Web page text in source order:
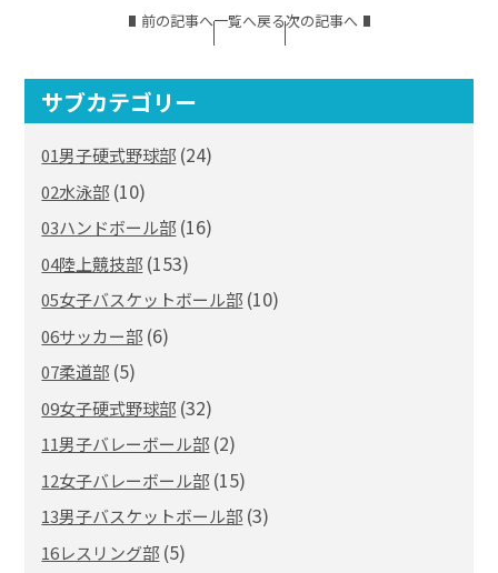
前の記事へ一覧へ戻る次の記事へ
サブカテゴリー
01男子硬式野球部 (24)
02水泳部 (10)
03ハンドボール部 (16)
04陸上競技部 (153)
05女子バスケットボール部 (10)
06サッカー部 (6)
07柔道部 (5)
09女子硬式野球部 (32)
11男子バレーボール部 (2)
12女子バレーボール部 (15)
13男子バスケットボール部 (3)
16レスリング部 (5)